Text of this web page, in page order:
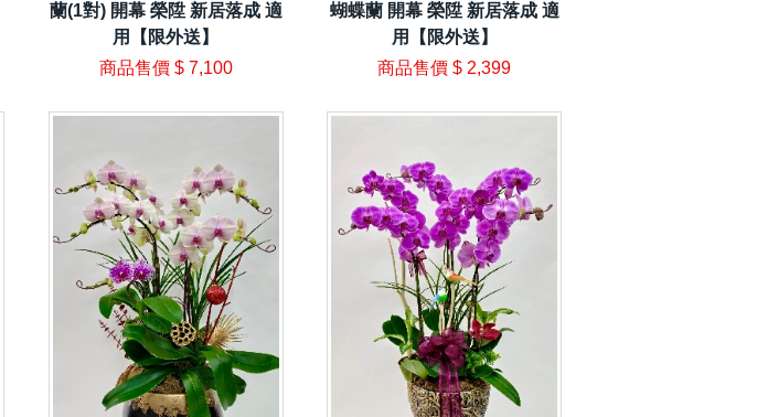
蘭(1對) 開幕 榮陞 新居落成 適
用【限外送】
商品售價 $ 7,100
蝴蝶蘭 開幕 榮陞 新居落成 適
用【限外送】
商品售價 $ 2,399